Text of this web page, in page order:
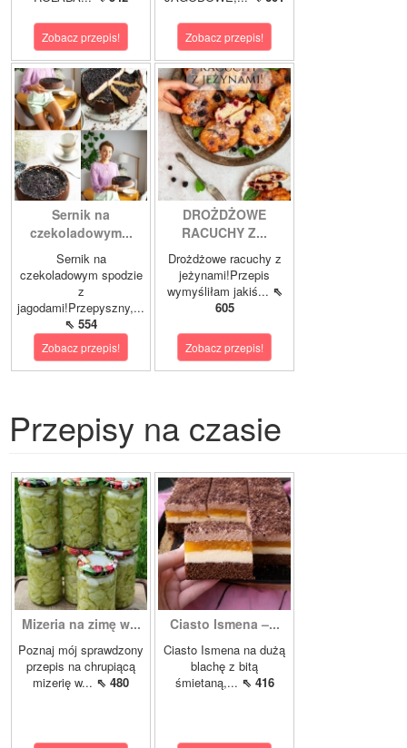
Zobacz przepis! Zobacz przepis!
Sernik na
czekoladowym...
Sernik na
czekoladowym spodzie
z
jagodami!Przepyszny,...
⇖ 554
Zobacz przepis!
DROŻDŻOWE
RACUCHY Z...
Drożdżowe racuchy z
jeżynami!Przepis
wymyśliłam jakiś... ⇖
605
Zobacz przepis!
Przepisy na czasie
Mizeria na zimę w...
Poznaj mój sprawdzony
przepis na chrupiącą
mizerię w... ⇖ 480
Ciasto Ismena –...
Ciasto Ismena na dużą
blachę z bitą
śmietaną,... ⇖ 416